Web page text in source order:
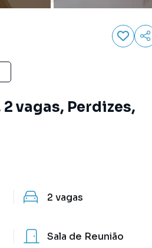
vagas, Perdizes,
2 vagas
Sala de Reunião